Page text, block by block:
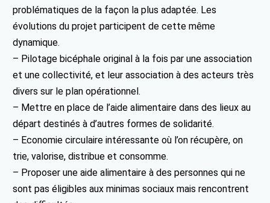
problématiques de la façon la plus adaptée. Les
évolutions du projet participent de cette même
dynamique.
– Pilotage bicéphale original à la fois par une association
et une collectivité, et leur association à des acteurs très
divers sur le plan opérationnel.
– Mettre en place de l’aide alimentaire dans des lieux au
départ destinés à d’autres formes de solidarité.
– Economie circulaire intéressante où l’on récupère, on
trie, valorise, distribue et consomme.
– Proposer une aide alimentaire à des personnes qui ne
sont pas éligibles aux minimas sociaux mais rencontrent